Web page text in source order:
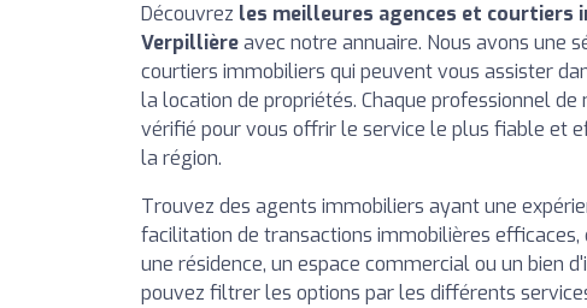
Découvrez les meilleures agences et courtiers
Verpillièreavec notre annuaire. Nous avons une
courtiers immobiliers qui peuvent vous assister
la location de propriétés. Chaque professionnel de
vérifié pour vous offrir le service le plus fiable et
la région.
Trouvez des agents immobiliers ayant une
facilitation de transactions immobilières efficaces,
une résidence, un espace commercial ou un bien
pouvez filtrer les options par les différents